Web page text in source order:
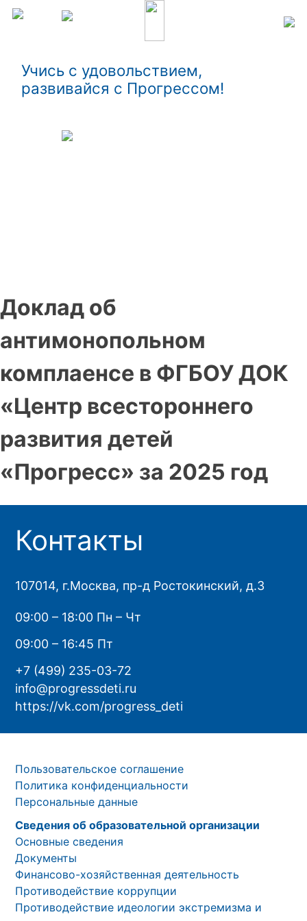
Учись с удовольствием,
развивайся с Прогрессом!
Доклад об
антимонопольном
комплаенсе в ФГБОУ ДОК
«Центр всестороннего
развития детей
«Прогресс» за 2025 год
Контакты
107014, г.Москва, пр-д Ростокинский, д.3
09:00 – 18:00 Пн – Чт
09:00 – 16:45 Пт
+7 (499) 235-03-72
info@progressdeti.ru
https://vk.com/progress_deti
Пользовательское соглашение
Политика конфиденциальности
Персональные данные
Сведения об образовательной организации
Основные сведения
Документы
Финансово-хозяйственная деятельность
Противодействие коррупции
Противодействие идеологии экстремизма и